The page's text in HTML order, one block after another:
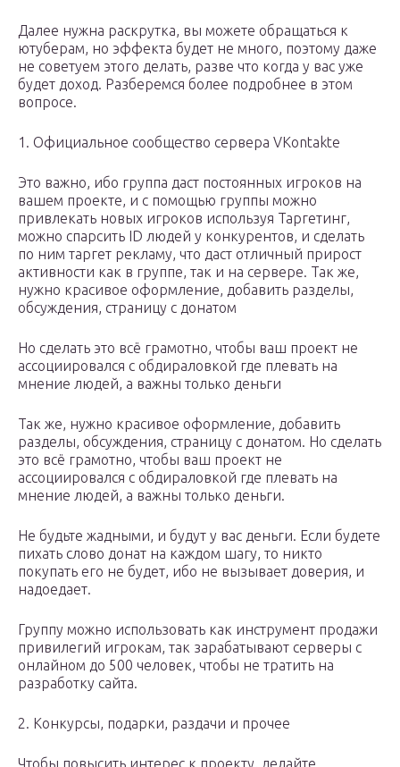
Далее нужна раскрутка, вы можете обращаться к
ютуберам, но эффекта будет не много, поэтому даже
не советуем этого делать, разве что когда у вас уже
будет доход. Разберемся более подробнее в этом
вопросе.
1. Официальное сообщество сервера VKontakte
Это важно, ибо группа даст постоянных игроков на
вашем проекте, и с помощью группы можно
привлекать новых игроков используя Таргетинг,
можно спарсить ID людей у конкурентов, и сделать
по ним таргет рекламу, что даст отличный прирост
активности как в группе, так и на сервере. Так же,
нужно красивое оформление, добавить разделы,
обсуждения, страницу с донатом
Но сделать это всё грамотно, чтобы ваш проект не
ассоциировался с обдираловкой где плевать на
мнение людей, а важны только деньги
Так же, нужно красивое оформление, добавить
разделы, обсуждения, страницу с донатом. Но сделать
это всё грамотно, чтобы ваш проект не
ассоциировался с обдираловкой где плевать на
мнение людей, а важны только деньги.
Не будьте жадными, и будут у вас деньги. Если будете
пихать слово донат на каждом шагу, то никто
покупать его не будет, ибо не вызывает доверия, и
надоедает.
Группу можно использовать как инструмент продажи
привилегий игрокам, так зарабатывают серверы с
онлайном до 500 человек, чтобы не тратить на
разработку сайта.
2. Конкурсы, подарки, раздачи и прочее
Чтобы повысить интерес к проекту, делайте